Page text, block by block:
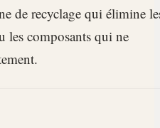
de recyclage qui élimine
les composants qui ne